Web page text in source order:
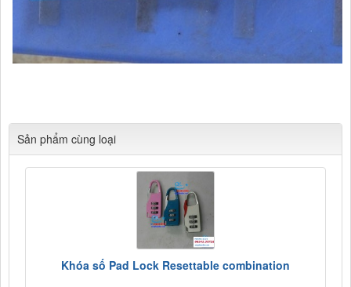
Sản phẩm cùng loại
Khóa số Pad Lock Resettable combination